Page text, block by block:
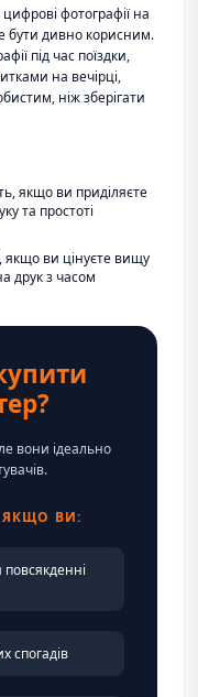
фотографії на
бути дивно корисним.
під час поїздки,
на вечірці,
ніж зберігати
якщо ви приділяєте
та простоті
якщо ви цінуєте вищу
друк з часом
вони ідеально
ЯКЩО ВИ:
спогадів